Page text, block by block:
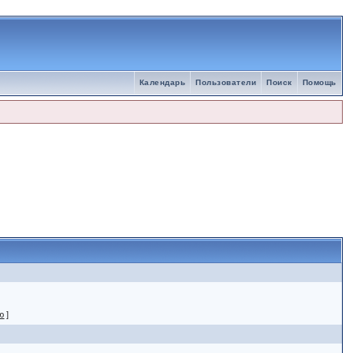
Помощь
Поиск
Пользователи
Календарь
]